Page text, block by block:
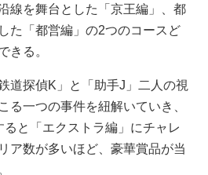
線を舞台とした「京王編」、都
た「都営編」の2つのコースど
きる。
道探偵K」と「助手J」二人の視
る一つの事件を紐解いていき、
と「エクストラ編」にチャレ
ア数が多いほど、豪華賞品が当